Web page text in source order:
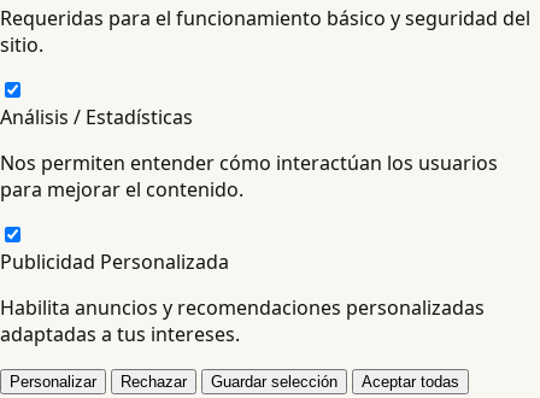
Requeridas para el funcionamiento básico y seguridad del
sitio.
Análisis / Estadísticas
Nos permiten entender cómo interactúan los usuarios
para mejorar el contenido.
Publicidad Personalizada
Habilita anuncios y recomendaciones personalizadas
adaptadas a tus intereses.
Personalizar Rechazar Guardar selección Aceptar todas